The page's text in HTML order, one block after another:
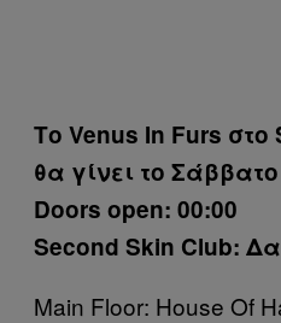
Το Venus In Furs στο
θα γίνει το
Doors open: 00:00
Second Skin Club:
Main Floor: House Of